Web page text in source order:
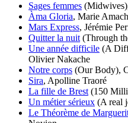
Sages femmes
Àma Gloria, Marie
Mars Express, Jérémie
Quitter la nuit (Through
Une année difficile (A
Olivier Nakache
Notre corps (Our Body),
Sira, Apolline Traoré
La fille de Brest (150
Un métier sérieux (A real
Le Théorème de